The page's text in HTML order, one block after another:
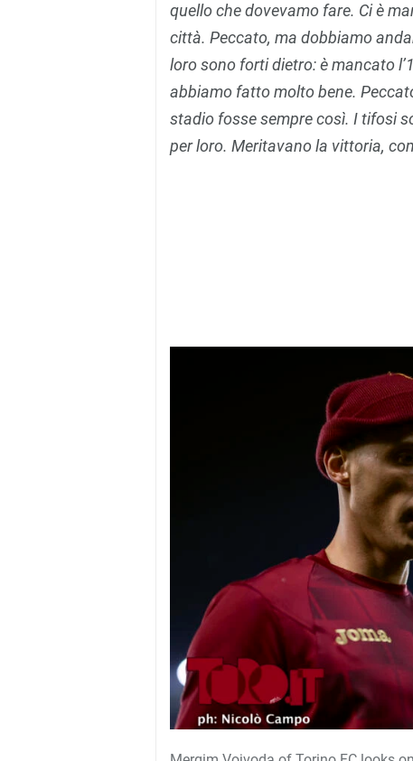
quello che dovevamo fare. Ci è
città. Peccato, ma dobbiamo
loro sono forti dietro: è mancato
abbiamo fatto molto bene.
stadio fosse sempre così. I tifosi
per loro. Meritavano la vittoria,